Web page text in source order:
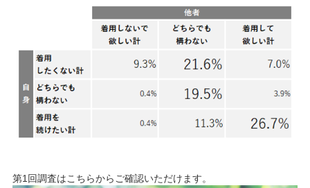
第1回調査はこちらからご確認いただけます。